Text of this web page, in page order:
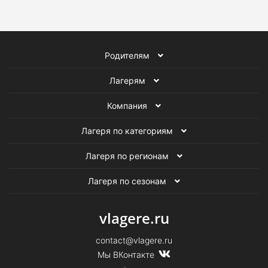
Родителям
Лагерям
Компания
Лагеря по категориям
Лагеря по регионам
Лагеря по сезонам
vlagere.ru
contact@vlagere.ru
Мы ВКонтакте